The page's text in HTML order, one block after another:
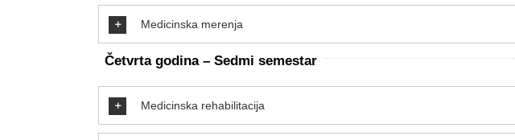
Medicinska merenja
Četvrta godina – Sedmi semestar
Medicinska rehabilitacija